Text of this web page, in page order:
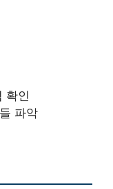
확인
파악